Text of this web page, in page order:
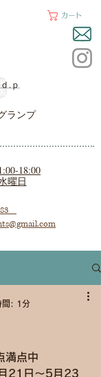
ランプ
18:00
曜日
カート
間: 1分
満点中
21日～5月23